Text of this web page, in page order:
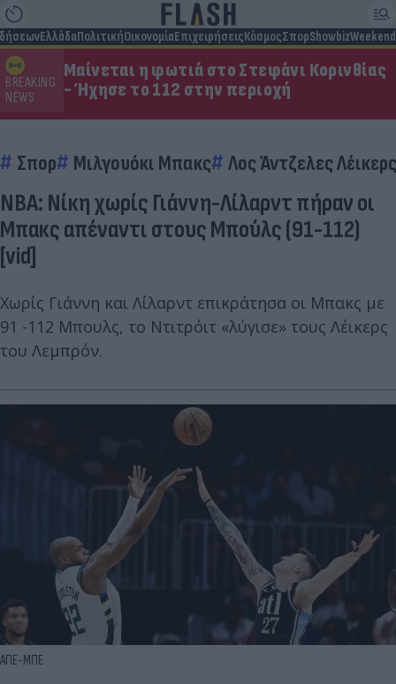
ΕλλάδαΠολιτικήΟικονομίαΕπιχειρήσειςΚόσμοςΣπορShowbizWeekend
BREAKING
NEWS
Μαίνεται η φωτιά στο Στεφάνι Κορινθίας
- Ήχησε το 112 στην περιοχή
Σπορ Μιλγουόκι Μπακς Λος Άντζελες Λέικερς
NBA: Νίκη χωρίς Γιάννη-Λίλαρντ πήραν οι
Μπακς απέναντι στους Μπούλς (91-112)
[vid]
Χωρίς Γιάννη και Λίλαρντ επικράτησα οι Μπακς με
91 -112 Μπουλς, το Ντιτρόιτ «λύγισε» τους Λέικερς
του Λεμπρόν.
ΑΠΕ-ΜΠΕ